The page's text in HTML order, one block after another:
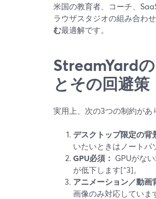
米国の教育者、コーチ、
ラウザスタジオの組み合わせ
む最適解です。
StreamYard
とその回避策
実用上、次の3つの制約があ
デスクトップ限定の背
いたいときはノートパ
GPU必須： GPUがな
が低下します[^3]。
アニメーション／動画
画像のみ対応していま